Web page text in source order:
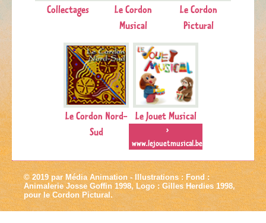
Collectages
Le Cordon
Musical
Le Cordon
Pictural
Le Cordon Nord-
Sud
Le Jouet Musical
>
www.lejouetmusical.be
© 2019 par Média Animation - Illustrations : Fond :
Animalerie Josse Goffin 1998, Logo : Gilles Herdies 1998,
pour le Cordon Pictural.